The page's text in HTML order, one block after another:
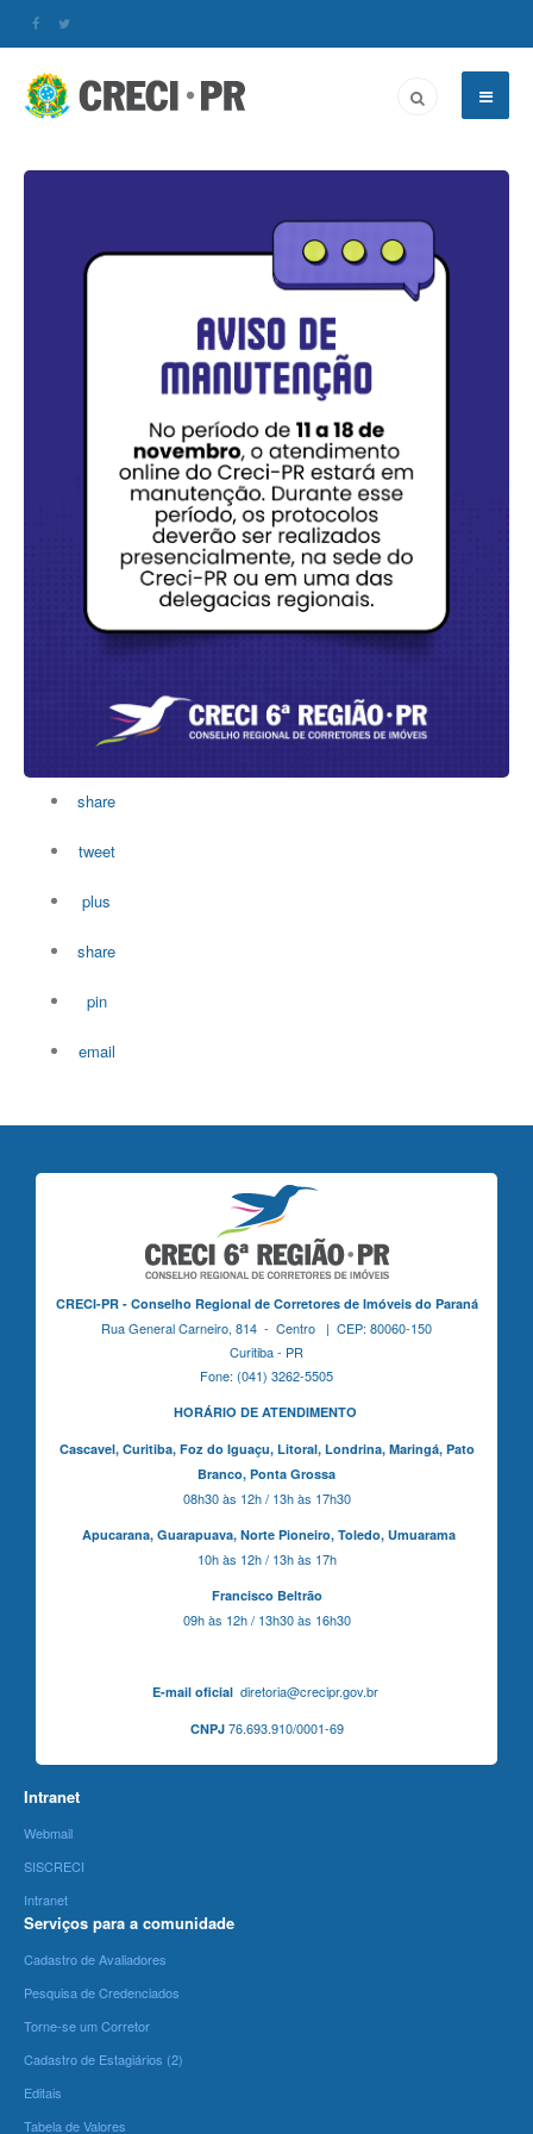
share
tweet
plus
share
pin
email
CRECI-PR - Conselho Regional de Corretores de Imóveis do Paraná
Rua General Carneiro, 814 - Centro | CEP: 80060-150
Curitiba - PR
Fone: (041) 3262-5505
HORÁRIO DE ATENDIMENTO
Cascavel, Curitiba,Foz do Iguaçu, Litoral, Londrina, Maringá, Pato
Branco, Ponta Grossa
08h30 às 12h / 13h às 17h30
Apucarana, Guarapuava, Norte Pioneiro, Toledo, Umuarama
10h às 12h / 13h às 17h
Francisco Beltrão
09h às 12h / 13h30 às 16h30
E-mail oficialdiretoria@crecipr.gov.br
CNPJ76.693.910/0001-69
Intranet
Webmail
SISCRECI
Intranet
Serviços para a comunidade
Cadastro de Avaliadores
Pesquisa de Credenciados
Torne-se um Corretor
Cadastro de Estagiários (2)
Editais
Tabela de Valores